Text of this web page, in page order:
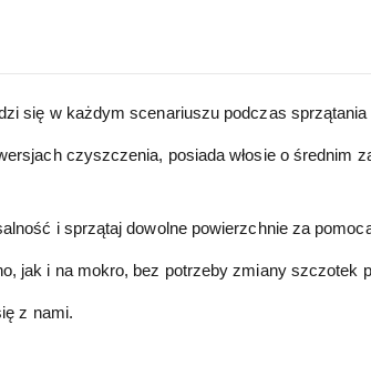
się w każdym scenariuszu podczas
czyszczenia, posiada włosie o średnim
i sprzątaj dowolne powierzchnie za
jak i na mokro, bez potrzeby zmiany szczotek
z nami.